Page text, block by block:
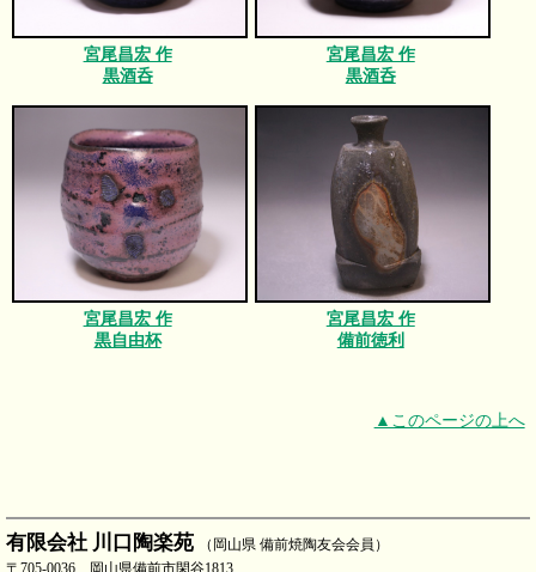
宮尾昌宏 作
黒酒呑
宮尾昌宏 作
黒酒呑
宮尾昌宏 作
黒自由杯
宮尾昌宏 作
備前徳利
▲このページの上へ
有限会社 川口陶楽苑
（岡山県 備前焼陶友会会員）